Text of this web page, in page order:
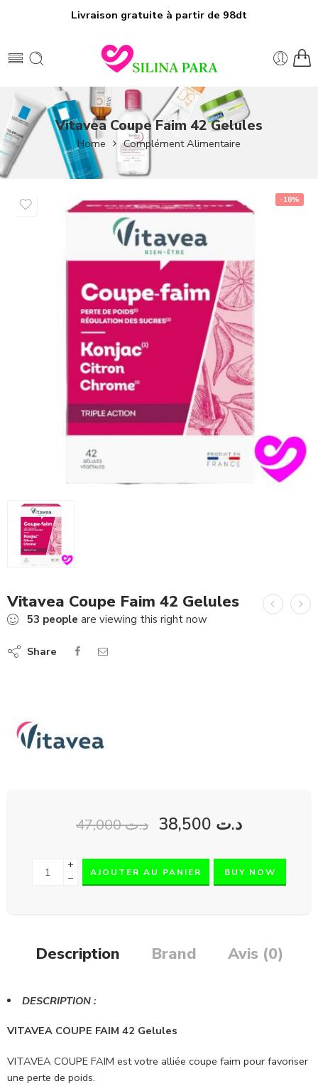
Livraison gratuite à partir de 98dt
Vitavea Coupe Faim 42 Gelules
Home Complément Alimentaire
-18%
Vitavea Coupe Faim 42 Gelules
53 people are viewing this right now
Share
د.ت47,000 د.ت
+
−
AJOUTER AU PANIER BUY NOW
Description Brand Avis (0)
DESCRIPTION :
VITAVEA COUPE FAIM 42 Gelules
VITAVEA COUPE FAIM est votre alliée coupe faim pour favoriser
une perte de poids.